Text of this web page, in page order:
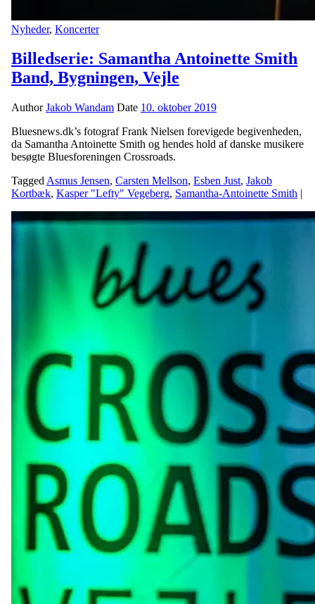
Nyheder, Koncerter
Billedserie: Samantha Antoinette Smith
Band, Bygningen, Vejle
AuthorJakob Wandam Date 10. oktober 2019
Bluesnews.dk’s fotograf Frank Nielsen forevigede begivenheden,
da Samantha Antoinette Smith og hendes hold af danske musikere
besøgte Bluesforeningen Crossroads.
Tagged Asmus Jensen, Carsten Mellson, Esben Just, Jakob
Kortbæk, Kasper "Lefty" Vegeberg, Samantha-Antoinette Smith |